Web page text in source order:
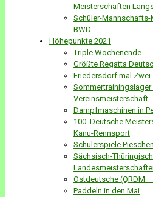
Meisterschaften
Schüler-
BWD
Höhepunkte 2021
Triple Wochenende
Größte Regatta
Friedersdorf mal Zwei
Sommertrainingslager
Vereinsmeisterschaft
Dampfmaschinen in
100. Deutsche
Kanu-Rennsport
Schülerspiele Pieschen
Sächsisch-
Ostdeutsche (QRDM –
Paddeln in den Mai